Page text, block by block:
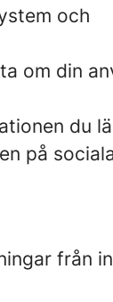
och
om din
du
på
från